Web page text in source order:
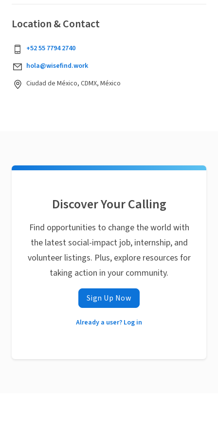
Location & Contact
+52 55 7794 2740
hola@wisefind.work
Ciudad de México, CDMX, México
Discover Your Calling
Find opportunities to change the world with
the latest social-impact job, internship, and
volunteer listings. Plus, explore resources for
taking action in your community.
Sign Up Now
Already a user? Log in